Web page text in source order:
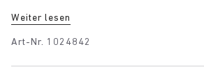
Anteil an Handarbeit in Deutschland aus
verstellbare Schnallen für einen
Weiter lesen
Art-Nr. 1024842